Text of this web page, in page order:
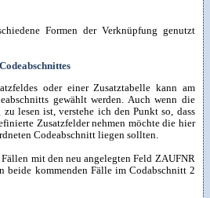
Formen der Verknüpfung genutzt
oder einer Zusatztabelle kann am
gewählt werden. Auch wenn die
lesen ist, verstehe ich den Punkt so, dass
Zusatzfelder nehmen möchte die hier
Codeabschnitt liegen sollten.
mit den neu angelegten Feld ZAUFNR
beide kommenden Fälle im Codabschnitt 2